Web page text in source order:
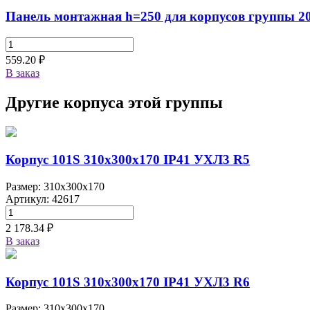
Панель монтажная h=250 для корпусов группы
559.20 ₽
В заказ
Другие корпуса этой группы
Корпус 101S 310х300х170 IP41 УХЛ3 R5
Размер: 310x300x170
Артикул: 42617
2 178.34 ₽
В заказ
Корпус 101S 310х300х170 IP41 УХЛ3 R6